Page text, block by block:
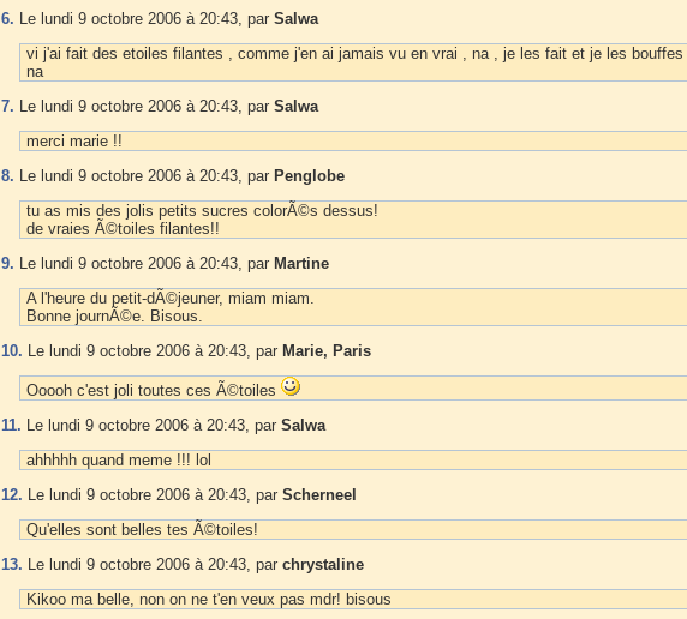
6. Le lundi 9 octobre 2006 à 20:43, par Salwa
vi j'ai fait des etoiles filantes , comme j'en ai jamais vu en vrai , na , je les fait et je les bouffes
na
7. Le lundi 9 octobre 2006 à 20:43, par Salwa
merci marie !!
8. Le lundi 9 octobre 2006 à 20:43, par Penglobe
tu as mis des jolis petits sucres colorÃ©s dessus!
de vraies Ã©toiles filantes!!
9. Le lundi 9 octobre 2006 à 20:43, par Martine
A l'heure du petit-dÃ©jeuner, miam miam.
Bonne journÃ©e. Bisous.
10. Le lundi 9 octobre 2006 à 20:43, par Marie, Paris
Ooooh c'est joli toutes ces Ã©toiles
11. Le lundi 9 octobre 2006 à 20:43, par Salwa
ahhhhh quand meme !!! lol
12. Le lundi 9 octobre 2006 à 20:43, par Scherneel
Qu'elles sont belles tes Ã©toiles!
13. Le lundi 9 octobre 2006 à 20:43, par chrystaline
Kikoo ma belle, non on ne t'en veux pas mdr! bisous